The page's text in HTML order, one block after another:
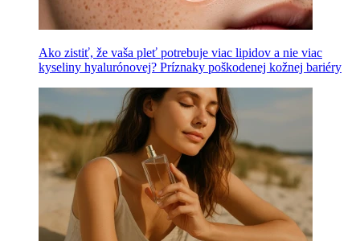
Ako zistiť, že vaša pleť potrebuje viac lipidov a nie viac
kyseliny hyalurónovej? Príznaky poškodenej kožnej bariéry